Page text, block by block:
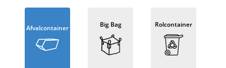
Afvalcontainer Big Bag Rolcontainer